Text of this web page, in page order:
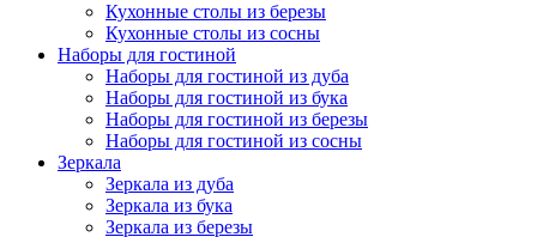
Кухонные столы из березы
Кухонные столы из сосны
Наборы для гостиной
Наборы для гостиной из дуба
Наборы для гостиной из бука
Наборы для гостиной из березы
Наборы для гостиной из сосны
Зеркала
Зеркала из дуба
Зеркала из бука
Зеркала из березы